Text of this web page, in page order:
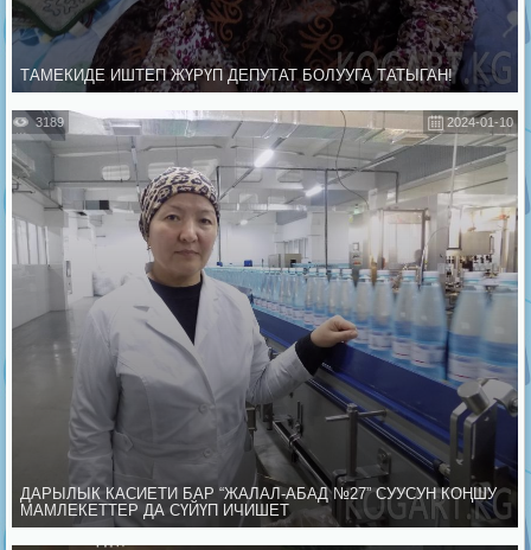
ТАМЕКИДЕ ИШТЕП ЖҮРҮП ДЕПУТАТ БОЛУУГА ТАТЫГАН!
2024-01-10
3189
ДАРЫЛЫК КАСИЕТИ БАР “ЖАЛАЛ-АБАД №27” СУУСУН КОҢШУ
МАМЛЕКЕТТЕР ДА СҮЙҮП ИЧИШЕТ